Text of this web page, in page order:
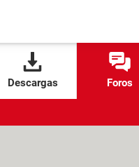
Descargas Foros